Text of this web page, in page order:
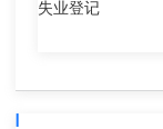
失业登记